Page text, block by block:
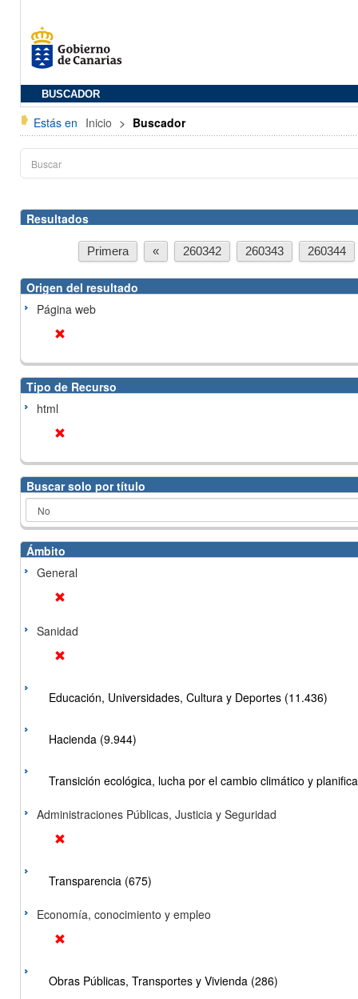
BUSCADOR
Estás en Inicio > Buscador
Resultados
Primera « 260342 260343 260344
Origen del resultado
Página web
Tipo de Recurso
html
Buscar solo por título
Ámbito
General
Sanidad
Educación, Universidades, Cultura y Deportes (11.436)
Hacienda (9.944)
Transición ecológica, lucha por el cambio climático y
Administraciones Públicas, Justicia y Seguridad
Transparencia (675)
Economía, conocimiento y empleo
Obras Públicas, Transportes y Vivienda (286)